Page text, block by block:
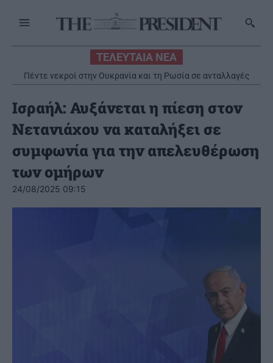
ΤΕΛΕΥΤΑΙΑ ΝΕΑ
Πέντε νεκροί στην Ουκρανία και τη Ρωσία σε ανταλλαγές
πληγμάτων
Ισραήλ: Αυξάνεται η πίεση στον
Νετανιάχου να καταλήξει σε
συμφωνία για την απελευθέρωση
των ομήρων
24/08/2025 09:15